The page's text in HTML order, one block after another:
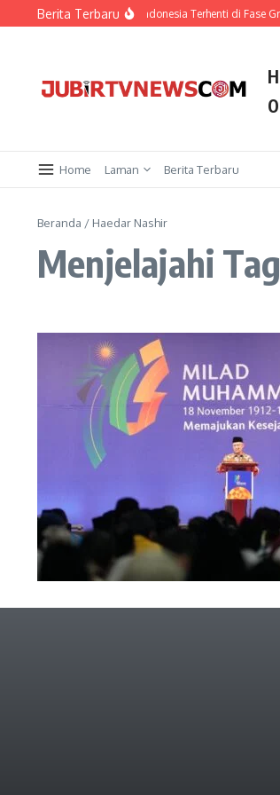
Berita Terbaru
1-1, Langkah Timnas Indonesia Terhenti di Fase
Home Laman Berita Terbaru
Beranda / Haedar Nashir
Menjelajahi